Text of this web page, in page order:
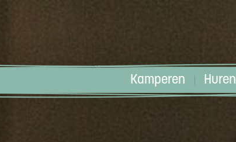
Kamperen Huren